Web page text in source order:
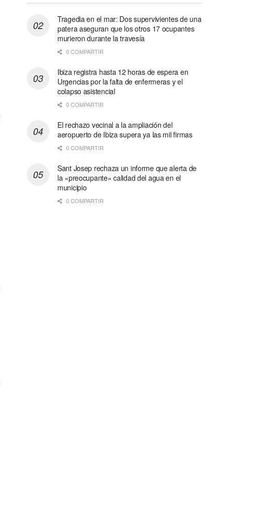
Tragedia en el mar: Dos supervivientes de una
patera aseguran que los otros 17 ocupantes
murieron durante la travesía
0 COMPARTIR
Ibiza registra hasta 12 horas de espera en
Urgencias por la falta de enfermeras y el
colapso asistencial
0 COMPARTIR
El rechazo vecinal a la ampliación del
aeropuerto de Ibiza supera ya las mil firmas
0 COMPARTIR
Sant Josep rechaza un informe que alerta de
la «preocupante» calidad del agua en el
municipio
0 COMPARTIR